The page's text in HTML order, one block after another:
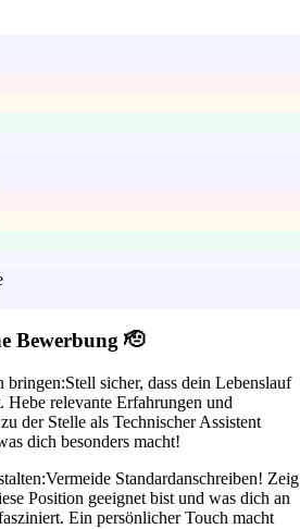
Bewerbung 🫡
bringen:Stell sicher, dass dein Lebenslauf
relevante Erfahrungen und
der Stelle als Technischer Assistent
dich besonders macht!
Vermeide Standardanschreiben! Zeig
Position geeignet bist und was dich an
Ein persönlicher Touch macht